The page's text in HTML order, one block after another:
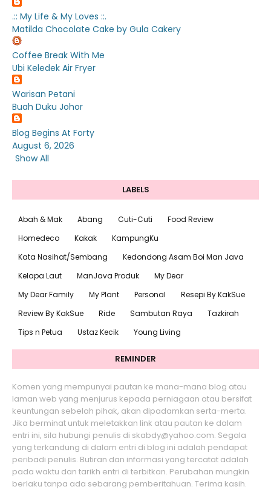
.:: My Life & My Loves ::.
Matilda Chocolate Cake by Gula Cakery
Coffee Break With Me
Ubi Keledek Air Fryer
Warisan Petani
Buah Duku Johor
Blog Begins At Forty
August 6, 2026
Show All
LABELS
Abah & Mak Abang Cuti-Cuti
Food Review
Homedeco
Kakak
KampungKu
Kata Nasihat/Sembang
Kedondong Asam Boi Man Java
Kelapa Laut
ManJava Produk
My Dear
My Dear Family
My Plant Personal
Resepi By KakSue
Review By KakSue
Ride Sambutan Raya
Tazkirah
Tips n Petua
Ustaz Kecik Young Living
REMINDER
Komen yang mempunyai pautan ke mana-mana blog atau
laman web yang menjurus kepada perniagaan atau bersifat
keuntungan sebelah pihak, akan dipadamkan serta-merta.
Jika berminat untuk meletakkan link atau pautan ke dalam
entri ini, sila hubungi penulis di skabdy@yahoo.com. Segala
yang terkandung di dalam entri di blog ini adalah pendapat
peribadi penulis. Butiran dan informasi yang tercatat adalah
pada waktu dan tarikh entri di terbitkan. Perubahan mungkin
berlaku tanpa ada sebarang pemberitahuan. Terima kasih.